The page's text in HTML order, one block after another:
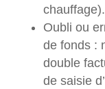
chauffage).
Oubli ou
de fonds :
double
de saisie